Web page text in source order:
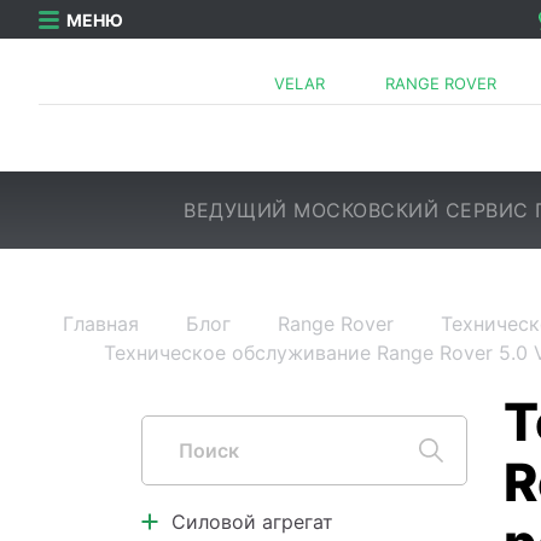
МЕНЮ
RANGE ROVER
VELAR
ВЕДУЩИЙ МОСКОВСКИЙ СЕРВИС
Главная Блог Range Rover
Техническое обслуживание Range Rover
Силовой агрегат